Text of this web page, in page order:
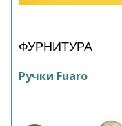
ФУРНИТУРА
Ручки Fuaro